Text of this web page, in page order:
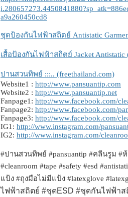
a9a260450cd8
ชุดป้องกันไฟฟ้าสถิตย์ Antistatic
เสื้อป้องกันไฟฟ้าสถิตย์ Jacket Antistatic
ปานสวนทิพย์ :::.. (freethailand.com)
Website1 : http://www.pansuantip.com
Website2 : http://www.pansuantip.net
Fanpage1: http://www.facebook.com/
Fanpage2: http://www.facebook.com/
Fanpage3: http://www.facebook.com/
IG1: http://www.instagram.com/
IG2: http://www.instagram.com/
#ปานสวนทิพย์ #pansuantip #คลีนรูม
#cleanroom #tape #safety #esd
แป้ง #ถุงมือไม่มีแป้ง #latexglove
ไฟฟ้าสถิตย์ #ชุดESD #ชุดกันไฟฟ้าส